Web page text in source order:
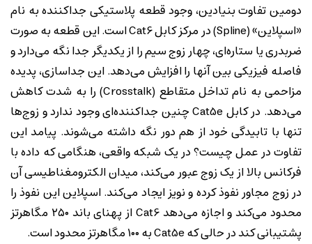
دومین تفاوت بنیادین، وجود قطعه پلاستیکی جداکننده به نام
«اسپلاین» (Spline) در مرکز کابل Cat6 است. این قطعه به صورت
ضربدری یا ستاره‌ای، چهار زوج سیم را از یکدیگر جدا نگه می‌دارد و
فاصله فیزیکی بین آنها را افزایش می‌دهد. این جداسازی، پدیده
مزاحمی به نام تداخل متقاطع (Crosstalk) را به شدت کاهش
می‌دهد. در کابل Cat5e چنین جداکننده‌ای وجود ندارد و زوج‌ها
تنها با تابیدگی خود از هم دور نگه داشته می‌شوند. پیامد این
تفاوت در عمل چیست؟ در یک شبکه واقعی، هنگامی که داده با
فرکانس بالا از یک زوج عبور می‌کند، میدان الکترومغناطیسی آن
در زوج مجاور نفوذ کرده و نویز ایجاد می‌کند. اسپلاین این نفوذ را
محدود می‌کند و اجازه می‌دهد Cat6 از پهنای باند ۲۵۰ مگاهرتز
پشتیبانی کند در حالی که Cat5e به ۱۰۰ مگاهرتز محدود است.